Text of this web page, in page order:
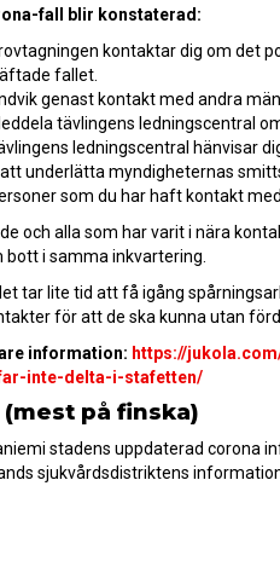
fall blir konstaterad:
kontaktar dig om det
fallet.
genast kontakt med andra
tävlingens ledningscentral
ledningscentral hänvisar
att underlätta myndigheternas
som du har haft kontakt
och alla som har varit i nära
bott i samma inkvartering.
tar lite tid att få igång
för att de ska kunna utan
information: https://
inte-delta-i-stafetten/
(mest på finska)
stadens uppdaterad corona
sjukvårdsdistriktens